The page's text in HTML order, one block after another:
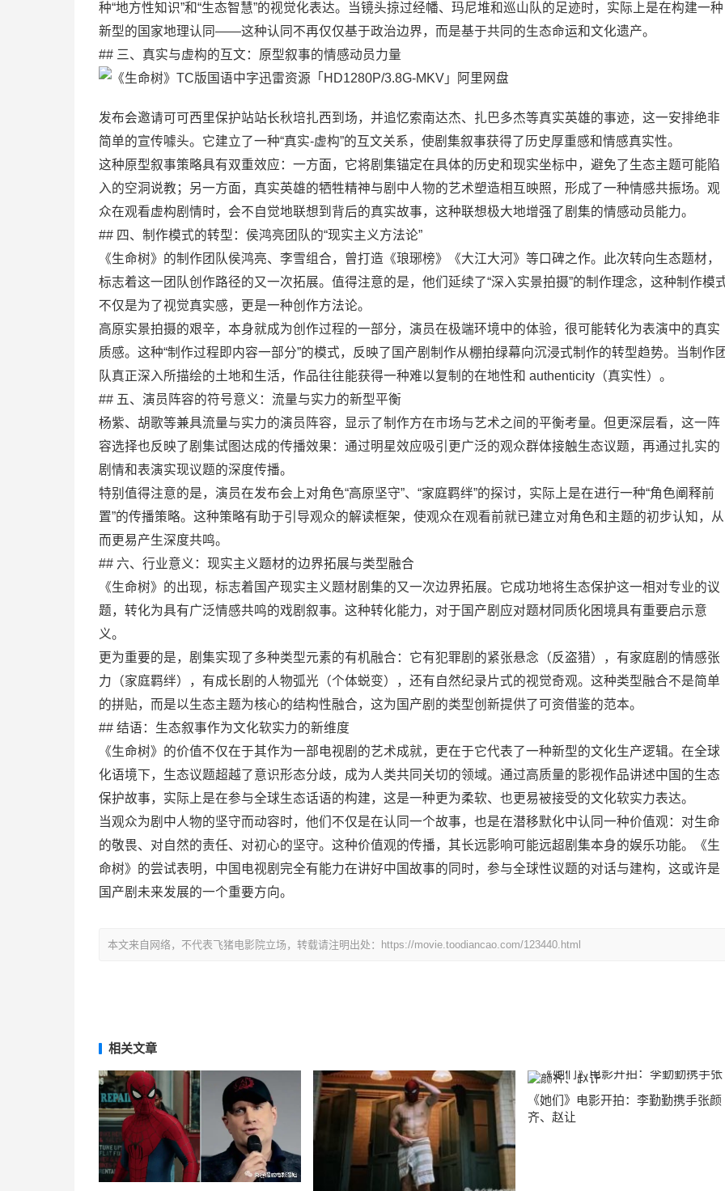
种“地方性知识”和“生态智慧”的视觉化表达。当镜头掠过经幡、玛尼堆和巡山队的足迹时，实际上是在构建一种
新型的国家地理认同——这种认同不再仅仅基于政治边界，而是基于共同的生态命运和文化遗产。
## 三、真实与虚构的互文：原型叙事的情感动员力量
发布会邀请可可西里保护站站长秋培扎西到场，并追忆索南达杰、扎巴多杰等真实英雄的事迹，这一安排绝非
简单的宣传噱头。它建立了一种“真实-虚构”的互文关系，使剧集叙事获得了历史厚重感和情感真实性。
这种原型叙事策略具有双重效应：一方面，它将剧集锚定在具体的历史和现实坐标中，避免了生态主题可能陷
入的空洞说教；另一方面，真实英雄的牺牲精神与剧中人物的艺术塑造相互映照，形成了一种情感共振场。观
众在观看虚构剧情时，会不自觉地联想到背后的真实故事，这种联想极大地增强了剧集的情感动员能力。
## 四、制作模式的转型：侯鸿亮团队的“现实主义方法论”
《生命树》的制作团队侯鸿亮、李雪组合，曾打造《琅琊榜》《大江大河》等口碑之作。此次转向生态题材，
标志着这一团队创作路径的又一次拓展。值得注意的是，他们延续了“深入实景拍摄”的制作理念，这种制作模
不仅是为了视觉真实感，更是一种创作方法论。
高原实景拍摄的艰辛，本身就成为创作过程的一部分，演员在极端环境中的体验，很可能转化为表演中的真实
质感。这种“制作过程即内容一部分”的模式，反映了国产剧制作从棚拍绿幕向沉浸式制作的转型趋势。当制作
队真正深入所描绘的土地和生活，作品往往能获得一种难以复制的在地性和 authenticity（真实性）。
## 五、演员阵容的符号意义：流量与实力的新型平衡
杨紫、胡歌等兼具流量与实力的演员阵容，显示了制作方在市场与艺术之间的平衡考量。但更深层看，这一阵
容选择也反映了剧集试图达成的传播效果：通过明星效应吸引更广泛的观众群体接触生态议题，再通过扎实的
剧情和表演实现议题的深度传播。
特别值得注意的是，演员在发布会上对角色“高原坚守”、“家庭羁绊”的探讨，实际上是在进行一种“角色阐释前
置”的传播策略。这种策略有助于引导观众的解读框架，使观众在观看前就已建立对角色和主题的初步认知，从
而更易产生深度共鸣。
## 六、行业意义：现实主义题材的边界拓展与类型融合
《生命树》的出现，标志着国产现实主义题材剧集的又一次边界拓展。它成功地将生态保护这一相对专业的议
题，转化为具有广泛情感共鸣的戏剧叙事。这种转化能力，对于国产剧应对题材同质化困境具有重要启示意
义。
更为重要的是，剧集实现了多种类型元素的有机融合：它有犯罪剧的紧张悬念（反盗猎），有家庭剧的情感张
力（家庭羁绊），有成长剧的人物弧光（个体蜕变），还有自然纪录片式的视觉奇观。这种类型融合不是简单
的拼贴，而是以生态主题为核心的结构性融合，这为国产剧的类型创新提供了可资借鉴的范本。
## 结语：生态叙事作为文化软实力的新维度
《生命树》的价值不仅在于其作为一部电视剧的艺术成就，更在于它代表了一种新型的文化生产逻辑。在全球
化语境下，生态议题超越了意识形态分歧，成为人类共同关切的领域。通过高质量的影视作品讲述中国的生态
保护故事，实际上是在参与全球生态话语的构建，这是一种更为柔软、也更易被接受的文化软实力表达。
当观众为剧中人物的坚守而动容时，他们不仅是在认同一个故事，也是在潜移默化中认同一种价值观：对生命
的敬畏、对自然的责任、对初心的坚守。这种价值观的传播，其长远影响可能远超剧集本身的娱乐功能。《生
命树》的尝试表明，中国电视剧完全有能力在讲好中国故事的同时，参与全球性议题的对话与建构，这或许是
国产剧未来发展的一个重要方向。
本文来自网络，不代表飞猪电影院立场，转载请注明出处：https://movie.toodiancao.com/123440.html
相关文章
《她们》电影开拍：李勤勤携手张颜
齐、赵让